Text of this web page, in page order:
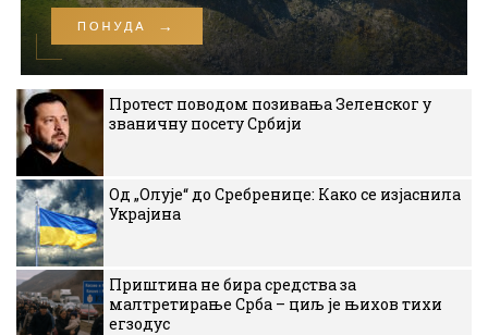
Протест поводом позивања Зеленског у
званичну посету Србији
Од „Олује“ до Сребренице: Како се изјаснила
Украјина
Приштина не бира средства за
малтретирање Срба – циљ је њихов тихи
егзодус